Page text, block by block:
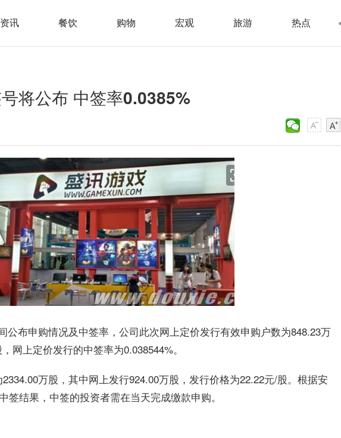
资讯 餐饮 购物 宏观 旅游 热点
将公布 中签率0.0385%
公布申购情况及中签率，公司此次网上定价发行有效申购户数为848.23万
网上定价发行的中签率为0.038544%。
万股，其中网上发行924.00万股，发行价格为22.22元/股。根据安
签结果，中签的投资者需在当天完成缴款申购。